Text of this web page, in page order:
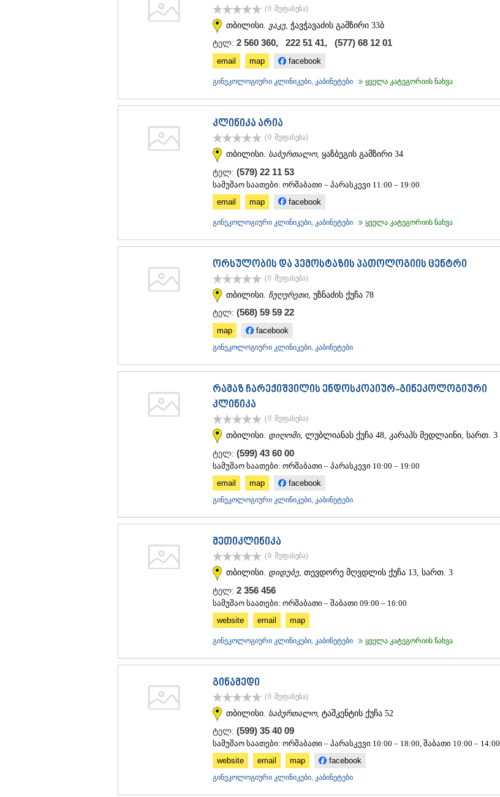
(0 შეფასება)
თბილისი. ვაკე , ჭავჭავაძის გამზირი 33ბ
ტელ: 2 560 360, 222 51 41, (577) 68 12 01
email map facebook
გინეკოლოგიური კლინიკები, კაბინეტები ყველა კატეგორიის ნახვა
კლინიკა არია
(0 შეფასება)
თბილისი. საბურთალო, ყაზბეგის გამზირი 34
ტელ: (579) 22 11 53
სამუშაო საათები: ორშაბათი – პარასკევი 11:00 – 19:00
email
map facebook
გინეკოლოგიური კლინიკები, კაბინეტები ყველა კატეგორიის ნახვა
ორსულობის და ჰემოსტაზის პათოლოგიის ცენტრი
(0 შეფასება)
თბილისი. ჩუღურეთი, უზნაძის ქუჩა 78
ტელ: (568) 59 59 22
map facebook
გინეკოლოგიური კლინიკები, კაბინეტები
რამაზ ჩარექიშვილის ენდოსკოპიურ-გინეკოლოგიური
კლინიკა
(0 შეფასება)
თბილისი. დიღომი, ლუბლიანას ქუჩა 48, კარაპს მედლაინი, სართ. 3
ტელ: (599) 43 60 00
სამუშაო საათები: ორშაბათი – პარასკევი 10:00 – 19:00
email
map facebook
გინეკოლოგიური კლინიკები, კაბინეტები
მეთიკლინიკა
(0 შეფასება)
თბილისი. დიდუბე , თევდორე მღვდლის ქუჩა 13, სართ. 3
ტელ: 2 356 456
სამუშაო საათები: ორშაბათი – შაბათი 09:00 – 16:00
website
email map
გინეკოლოგიური კლინიკები, კაბინეტები ყველა კატეგორიის ნახვა
გინამედი
(0 შეფასება)
თბილისი. საბურთალო, ტაშკენტის ქუჩა 52
ტელ: (599) 35 40 09
სამუშაო საათები: ორშაბათი – პარასკევი 10:00 – 18:00, შაბათი 10:00 – 14:00
website
email map facebook
გინეკოლოგიური კლინიკები, კაბინეტები